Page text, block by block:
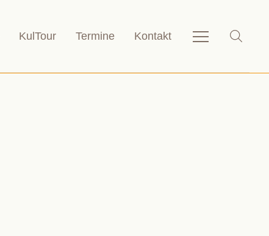
KulTour Termine Kontakt
Service-